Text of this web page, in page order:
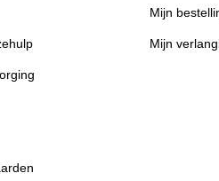
Mijn
Mijn